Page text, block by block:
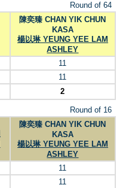
Round of 64
陳奕臻 CHAN YIK CHUN
KASA
楊以琳 YEUNG YEE LAM
ASHLEY
11
11
2
Round of 16
陳奕臻 CHAN YIK CHUN
KASA
楊以琳 YEUNG YEE LAM
ASHLEY
11
11